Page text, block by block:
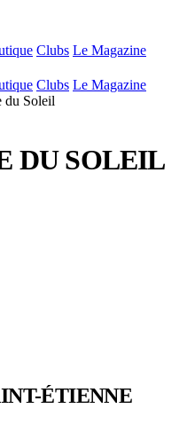
Clubs Le Magazine
Clubs Le Magazine
du Soleil
DU SOLEIL
ÉTIENNE